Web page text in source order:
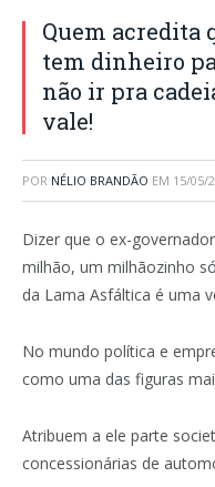
Quem acredita
tem dinheiro
não ir pra
vale!
POR NÉLIO BRANDÃO EM 15/05/
Dizer que o ex-
milhão, um milhãozinho
da Lama Asfáltica é uma
No mundo política e
como uma das figuras
Atribuem a ele parte
concessionárias de